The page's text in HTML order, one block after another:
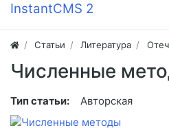
InstantCMS 2
Статьи Литература
Численные
Тип статьи: Авторская